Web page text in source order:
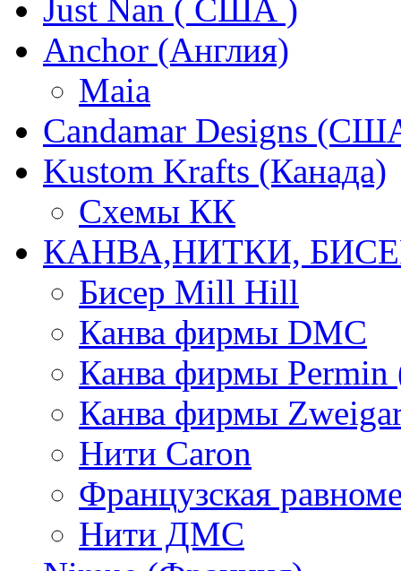
Just Nan ( США )
Anchor (Англия)
Maia
Candamar Designs
Kustom Krafts (Канада)
Схемы КК
КАНВА,НИТКИ,
Бисер Mill Hill
Канва фирмы DMC
Канва фирмы Permin
Канва фирмы
Нити Caron
Французская
Нити ДМС